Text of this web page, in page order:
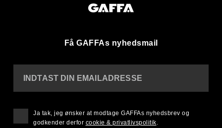
Få GAFFAs nyhedsmail
INDTAST DIN EMAILADRESSE
Ja tak, jeg ønsker at modtage GAFFAs nyhedsbrev og
godkender derfor cookie & privatlivspolitik.